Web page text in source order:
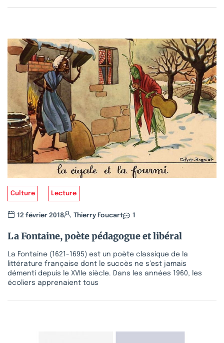
Culture Lecture
12 février 2018 Thierry Foucart 1
La Fontaine, poète pédagogue et libéral
La Fontaine (1621-1695) est un poète classique de la
littérature française dont le succès ne s’est jamais
démenti depuis le XVIIe siècle. Dans les années 1960, les
écoliers apprenaient tous